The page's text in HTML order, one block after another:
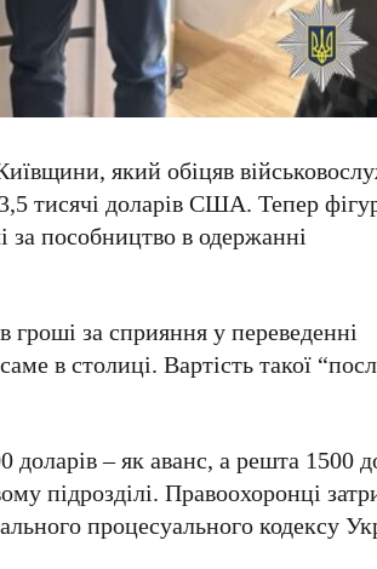
який обіцяв
3,5 тисячі доларівСША. Тепер
за пособництво в одержанні
за сприяння у переведенні
в столиці. Вартість такої
доларів– як аванс, а решта 1500
підрозділі. Правоохоронці
процесуального кодексу